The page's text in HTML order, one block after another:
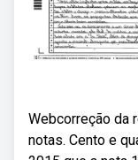
Webcorreção da
notas. Cento e